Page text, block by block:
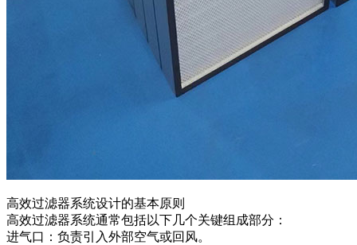
高效过滤器系统设计的基本原则
高效过滤器系统通常包括以下几个关键组成部分：
进气口：负责引入外部空气或回风。